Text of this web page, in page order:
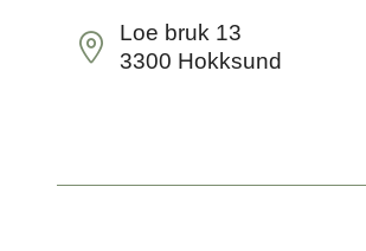
Loe bruk 13
3300 Hokksund